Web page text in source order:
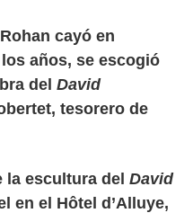
cayó en
años, se escogió
del David
tesorero de
la escultura del David
en el Hôtel d’Alluye,